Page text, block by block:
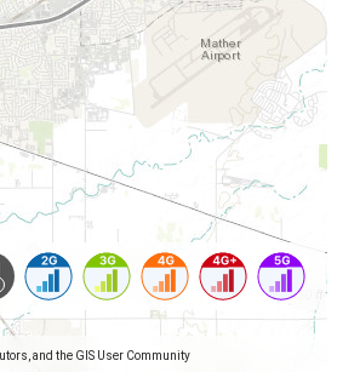
and the GIS User Community